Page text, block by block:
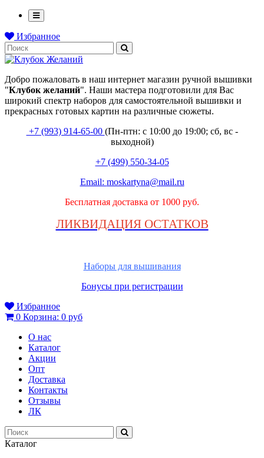
Избранное
Добро пожаловать в наш интернет магазин ручной вышивки
"Клубок желаний". Наши мастера подготовили для Вас
широкий спектр наборов для самостоятельной вышивки и
прекрасных готовых картин на различные сюжеты.
+7 (993) 914-65-00 (Пн-птн: с10:00 до 19:00; сб, вс -
выходной)
+7 (499) 550-34-05
Email: moskartyna@mail.ru
Бесплатная доставка от 1000 руб.
ЛИКВИДАЦИЯ ОСТАТКОВ
Наборы для вышивания
Бонусы при регистрации
Избранное
0 Корзина: 0 руб
О нас
Каталог
Акции
Опт
Доставка
Контакты
Отзывы
ЛК
Каталог